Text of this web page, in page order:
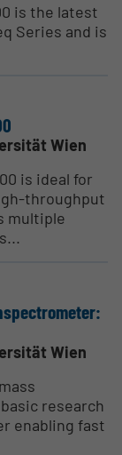
is the latest
Series and is
Wien
is ideal for
throughput
multiple
Wien
research
enabling fast